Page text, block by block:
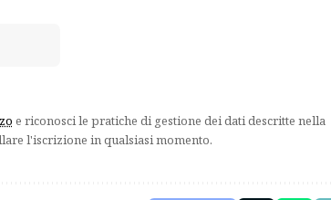
e riconosci le pratiche di gestione dei dati descritte nella
l'iscrizione in qualsiasi momento.